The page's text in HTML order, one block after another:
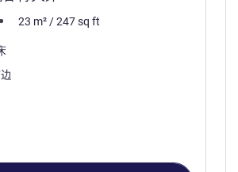
23 m² /247sq ft